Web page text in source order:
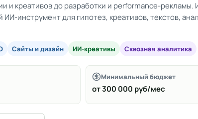
и креативов до разработки и performance-рекламы.
инструмент для гипотез, креативов, текстов,
Сайты и дизайн ИИ-креативы Сквозная аналитика
Минимальный бюджет
от 300 000 руб/мес